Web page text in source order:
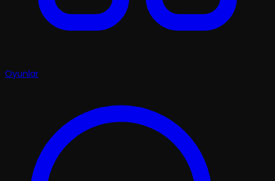
Oyunlar